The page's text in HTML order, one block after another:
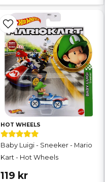
HOT WHEELS
Baby Luigi - Sneeker - Mario
Kart - Hot Wheels
119 kr